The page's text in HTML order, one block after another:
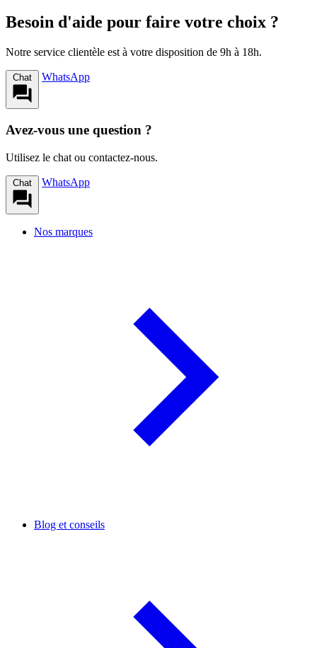
Besoin d'aide pour faire votre choix ?
Notre service clientèle est à votre disposition de 9h à 18h.
Chat WhatsApp
Avez-vous une question ?
Utilisez le chat ou contactez-nous.
Chat WhatsApp
Nos marques
Blog et conseils